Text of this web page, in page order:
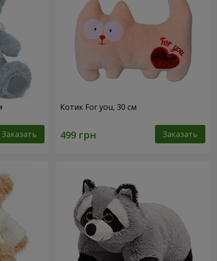
Заказать
Котик For you, 30 см
Заказать